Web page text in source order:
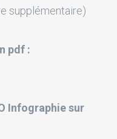
supplémentaire)
pdf :
Infographie sur